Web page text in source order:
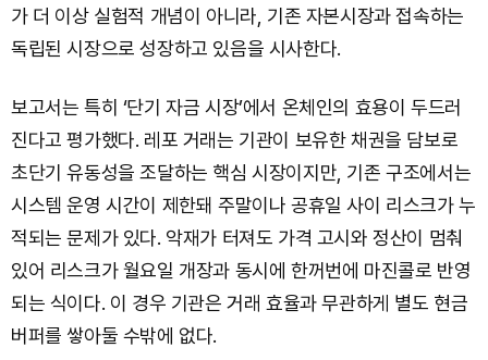
가 더 이상 실험적 개념이 아니라, 기존 자본시장과 접속하는
독립된 시장으로 성장하고 있음을 시사한다.
보고서는 특히 ‘단기 자금 시장’에서 온체인의 효용이 두드러
진다고 평가했다. 레포 거래는 기관이 보유한 채권을 담보로
초단기 유동성을 조달하는 핵심 시장이지만, 기존 구조에서는
시스템 운영 시간이 제한돼 주말이나 공휴일 사이 리스크가 누
적되는 문제가 있다. 악재가 터져도 가격 고시와 정산이 멈춰
있어 리스크가 월요일 개장과 동시에 한꺼번에 마진콜로 반영
되는 식이다. 이 경우 기관은 거래 효율과 무관하게 별도 현금
버퍼를 쌓아둘 수밖에 없다.